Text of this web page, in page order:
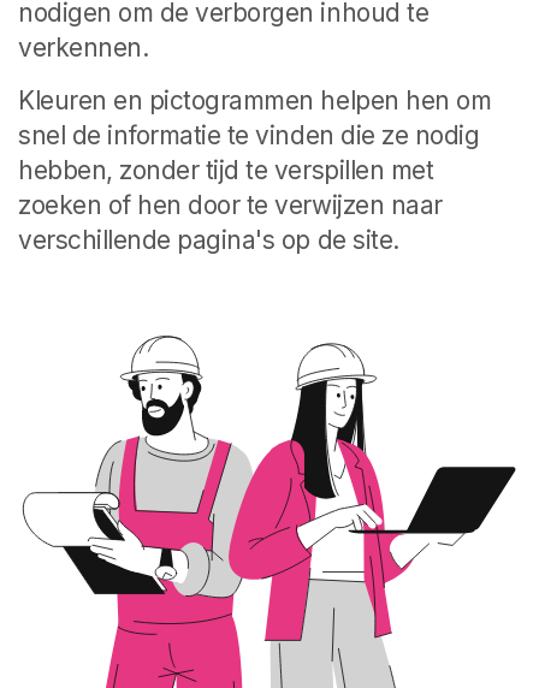
nodigen om de verborgen inhoud te
verkennen.
Kleuren en pictogrammen helpen hen om
snel de informatie te vinden die ze nodig
hebben, zonder tijd te verspillen met
zoeken of hen door te verwijzen naar
verschillende pagina's op de site.